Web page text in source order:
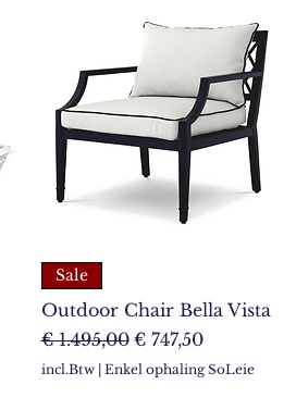
Sale
Outdoor Chair Bella Vista
Normale prijs
€ 1.495,00 Verkoopprijs
€ 747,50
incl.Btw | Enkel ophaling SoLeie